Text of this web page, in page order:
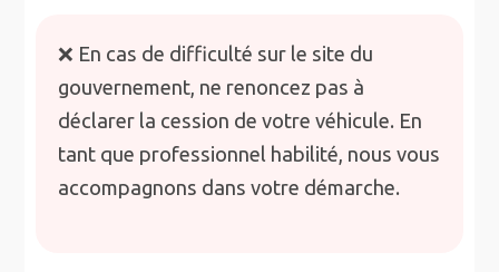
❌ En cas de difficulté sur le site du
gouvernement, ne renoncez pas à
déclarer la cession de votre véhicule. En
tant que professionnel habilité, nous vous
accompagnons dans votre démarche.